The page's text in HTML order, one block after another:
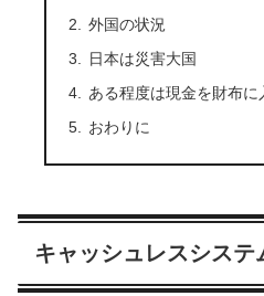
外国の状況
日本は災害大国
ある程度は現金を財布に
おわりに
キャッシュレスシステ